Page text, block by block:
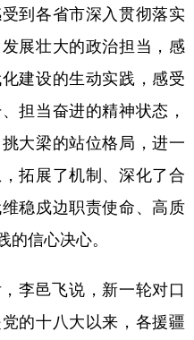
到各省市深入贯彻落实
展壮大的政治担当，感
建设的生动实践，感受
担当奋进的精神状态，
大梁的站位格局，进一
拓展了机制、深化了合
稳戍边职责使命、高质
信心决心。
邑飞说，新一轮对口
的十八大以来，各援疆